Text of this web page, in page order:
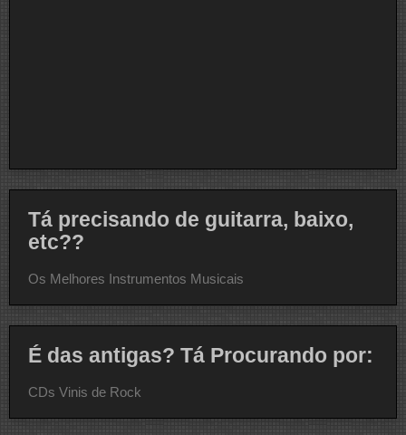
Tá precisando de guitarra, baixo,
etc??
Os Melhores Instrumentos Musicais
É das antigas? Tá Procurando por:
CDs Vinis de Rock